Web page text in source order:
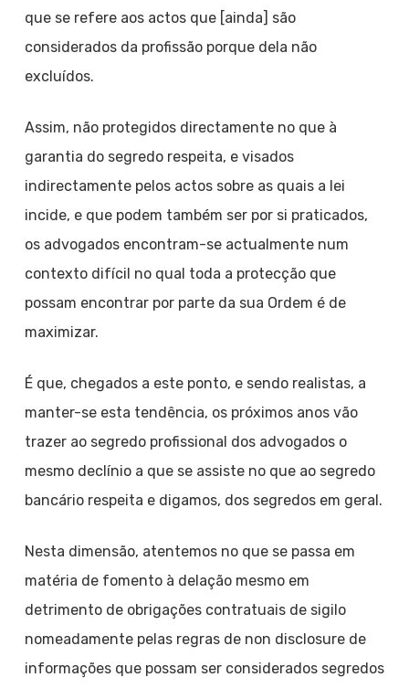
que se refere aos actos que [ainda] são
considerados da profissão porque dela não
excluídos.
Assim, não protegidos directamente no que à
garantia do segredo respeita, e visados
indirectamente pelos actos sobre as quais a lei
incide, e que podem também ser por si praticados,
os advogados encontram-se actualmente num
contexto difícil no qual toda a protecção que
possam encontrar por parte da sua Ordem é de
maximizar.
É que, chegados a este ponto, e sendo realistas, a
manter-se esta tendência, os próximos anos vão
trazer ao segredo profissional dos advogados o
mesmo declínio a que se assiste no que ao segredo
bancário respeita e digamos, dos segredos em geral.
Nesta dimensão, atentemos no que se passa em
matéria de fomento à delação mesmo em
detrimento de obrigações contratuais de sigilo
nomeadamente pelas regras de non disclosure de
informações que possam ser considerados segredos